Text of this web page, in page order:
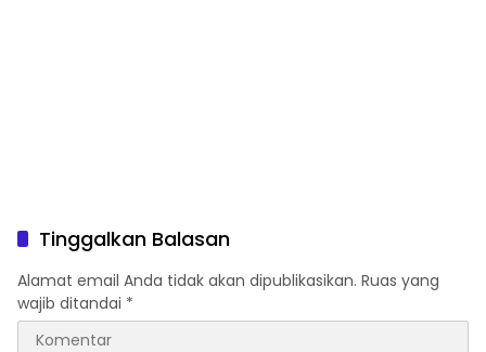
Tinggalkan Balasan
Alamat email Anda tidak akan dipublikasikan. Ruas yang
wajib ditandai *